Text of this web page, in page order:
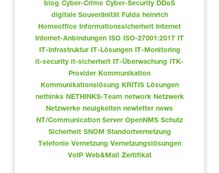
blog Cyber-Crime Cyber-Security DDoS
digitale Souveränität Fulda heinrich
Homeoffice Informationssicherheit Internet
Internet-Anbindungen ISO ISO-27001:2017 IT
IT-Infrastruktur IT-Lösungen IT-Monitoring
it-security it-sicherheit IT-Überwachung
ITK-
Provider Kommunikation
Kommunikationslösung
KRITIS Lösungen
nethinks NETHINKS-Team network Netzwerk
Netzwerke neuigkeiten newletter news
NT/Communication Server OpenNMS Schutz
Sicherheit SNOM Standortvernetzung
Telefonie Vernetzung Vernetzungslösungen
VoIP Web&Mail Zertifikat